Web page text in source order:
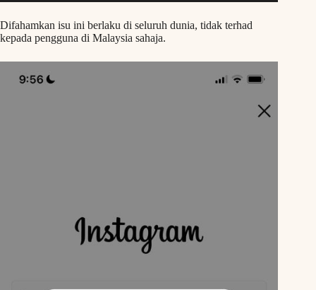
Difahamkan isu ini berlaku di seluruh dunia, tidak terhad
kepada pengguna di Malaysia sahaja.